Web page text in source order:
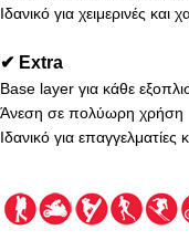
Ιδανικό για χειμερινές και
✔ Extra
Base layer για κάθε
Άνεση σε πολύωρη χρήση
Ιδανικό για